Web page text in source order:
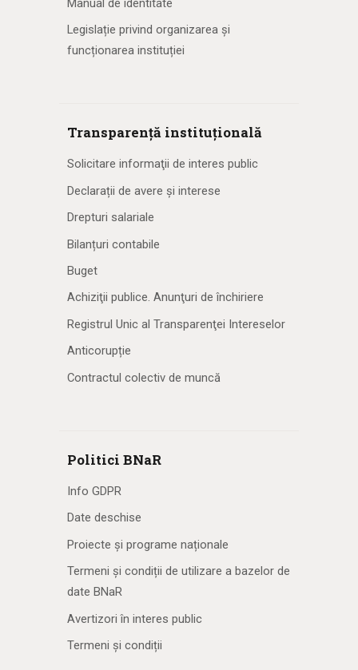
Manual de identitate
Legislație privind organizarea și
funcționarea instituției
Transparență instituțională
Solicitare informaţii de interes public
Declarații de avere și interese
Drepturi salariale
Bilanțuri contabile
Buget
Achiziţii publice. Anunţuri de închiriere
Registrul Unic al Transparenţei Intereselor
Anticorupție
Contractul colectiv de muncă
Politici BNaR
Info GDPR
Date deschise
Proiecte și programe naționale
Termeni și condiții de utilizare a bazelor de
date BNaR
Avertizori în interes public
Termeni și condiții